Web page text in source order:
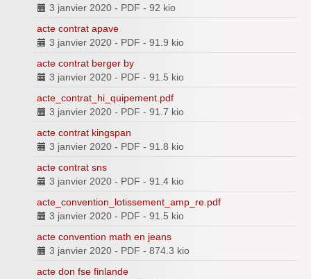
3 janvier 2020 - PDF - 92 kio
acte contrat apave
3 janvier 2020 - PDF - 91.9 kio
acte contrat berger by
3 janvier 2020 - PDF - 91.5 kio
acte_contrat_hi_quipement.pdf
3 janvier 2020 - PDF - 91.7 kio
acte contrat kingspan
3 janvier 2020 - PDF - 91.8 kio
acte contrat sns
3 janvier 2020 - PDF - 91.4 kio
acte_convention_lotissement_amp_re.pdf
3 janvier 2020 - PDF - 91.5 kio
acte convention math en jeans
3 janvier 2020 - PDF - 874.3 kio
acte don fse finlande